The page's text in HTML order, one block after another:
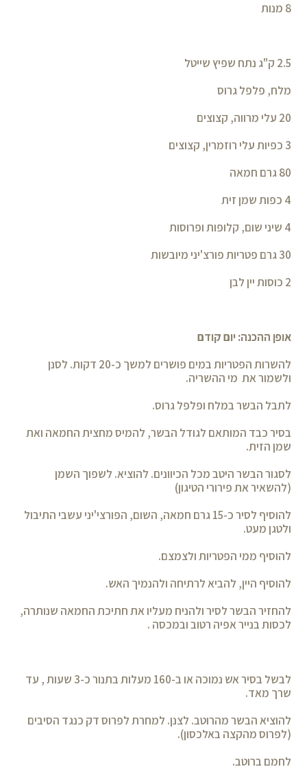
8 מנות
2.5 ק"ג נתח שפיץ שייטל
מלח, פלפל גרוס
20 עלי מרווה, קצוצים
3 כפיות עלי רוזמרין, קצוצים
80 גרם חמאה
4 כפות שמן זית
4 שיני שום, קלופות ופרוסות
30 גרם פטריות פורצ'יני מיובשות
2 כוסות יין לבן
אופן ההכנה: יום קודם
להשרות הפטריות במים פושרים למשך כ-20 דקות. לסנן
ולשמור את מי ההשריה.
לתבל הבשר במלח ופלפל גרוס.
בסיר כבד המותאם לגודל הבשר, להמיס מחצית החמאה ואת
שמן הזית.
לסגור הבשר היטב מכל הכיוונים. להוציא. לשפוך השמן
(להשאיר את פירורי הטיגון)
להוסיף לסיר כ-15 גרם חמאה, השום, הפורצי'יני עשבי התיבול
ולטגן מעט.
להוסיף ממי הפטריות ולצמצם.
להוסיף היין, להביא לרתיחה ולהנמיך האש.
להחזיר הבשר לסיר ולהניח מעליו את חתיכת החמאה שנותרה,
לכסות בנייר אפיה רטוב ובמכסה .
לבשל בסיר אש נמוכה או ב-160 מעלות בתנור כ-3 שעות , עד
שרך מאד.
להוציא הבשר מהרוטב. לצנן. למחרת לפרוס דק כנגד הסיבים
(לפרוס מהקצה באלכסון).
לחמם ברוטב.